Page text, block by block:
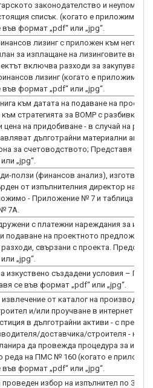
законодателство и
списък. (когато е приложимо)
формат „pdf“ или „jpg“.
лизинг с приложен към него
за изплащане на лизинговите
включва разходи за закупуване
лизинг (когато е приложимо).
формат „pdf“ или „jpg“.
към датата на подаване на
стратегията за ВОМР с разбивка по
цена на придобиване - в случай на
дълготрайни материални
за счетоводството; Представя се
„jpg“.
ползи (финансов анализ), изготвен
от изпълнителния директор на
- Приложение № 7 и таблица
7А.
с платежни нареждания за
подаване на проектното
разходи, свързани с проекта.
„jpg“.
изкуствено създадени условия –
се във формат „pdf“ или „jpg“.
от каталог на
и/или проучване в интернет за
в дълготрайни активи - с
доставчика/строителя -
да провежда процедура за
реда на ПМС № 160 (когато е
формат „pdf“ или „jpg“.
избор на изпълнител по